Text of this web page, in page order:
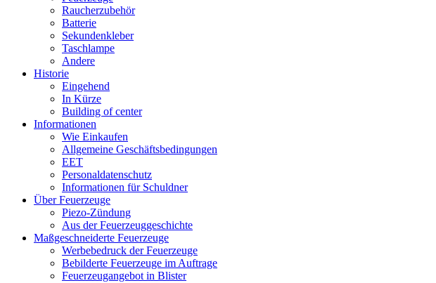
Raucherzubehör
Batterie
Sekundenkleber
Taschlampe
Andere
Historie
Eingehend
In Kürze
Building of center
Informationen
Wie Einkaufen
Allgemeine Geschäftsbedingungen
EET
Personaldatenschutz
Informationen für Schuldner
Über Feuerzeuge
Piezo-Zündung
Aus der Feuerzeuggeschichte
Maßgeschneiderte Feuerzeuge
Werbebedruck der Feuerzeuge
Bebilderte Feuerzeuge im Auftrage
Feuerzeugangebot in Blister